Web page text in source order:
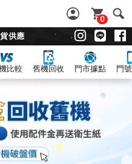
0
供應
比較 舊機回收 門市據點 門